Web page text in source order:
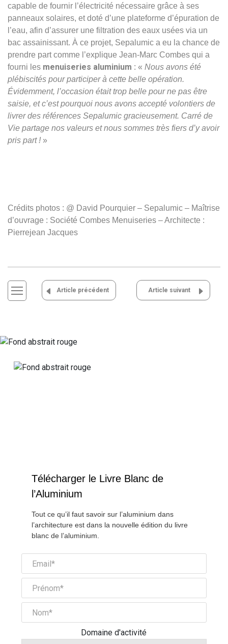
capable de fournir l’électricité nécessaire grâce à ses
panneaux solaires, et doté d’une plateforme d’épuration de
l’eau, afin d’assurer une filtration des eaux usées via un
bac assainissant. À ce projet, Sepalumic a eu la chance de
prendre part comme l’explique Jean-Marc Combes qui a
fourni les menuiseries aluminium : « Nous avons été
plébiscités pour participer à cette belle opération.
Évidemment, l’occasion était trop belle pour ne pas être
saisie, et c’est pourquoi nous avons accepté volontiers de
livrer des références Sepalumic gracieusement. Carré de
Vie partage nos valeurs et nous sommes très fiers d’y avoir
pris part ! »
Crédits photos : @ David Pourquier – Sepalumic – Maîtrise
d’ouvrage : Société Combes Menuiseries – Architecte :
Pierrejean Jacques
Navigation
Article précédent Article suivant
Télécharger le Livre Blanc de
l’Aluminium
Tout ce qu’il faut savoir sur l’aluminium dans
l’architecture est dans la nouvelle édition du livre
blanc de l’aluminium.
Domaine d'activité